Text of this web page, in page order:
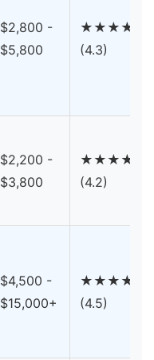
$2,800 -
$5,800
★★★★
(4.3)
$2,200 -
$3,800
★★★★
(4.2)
$4,500 -
$15,000+
★★★★
(4.5)